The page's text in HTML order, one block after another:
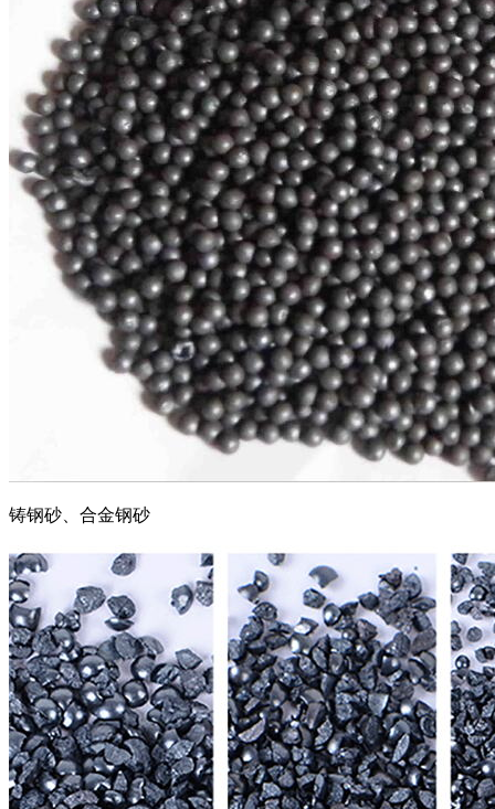
铸钢砂、合金钢砂